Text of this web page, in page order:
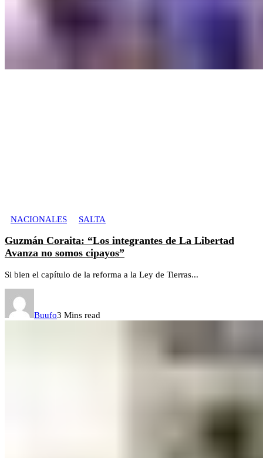
NACIONALES SALTA
Guzmán Coraita: “Los integrantes de La Libertad
Avanza no somos cipayos”
Si bien el capítulo de la reforma a la Ley de Tierras...
Buufo3 Mins read